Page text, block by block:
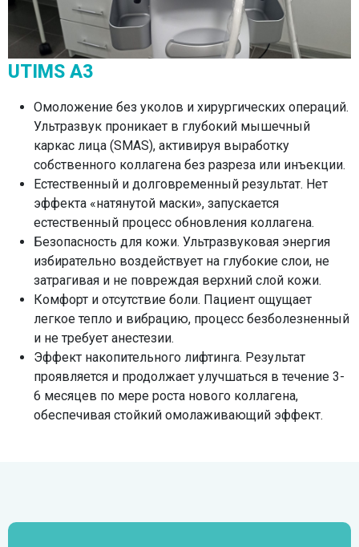
UTIMS A3
Омоложение без уколов и хирургических операций.
Ультразвук проникает в глубокий мышечный
каркас лица (SMAS), активируя выработку
собственного коллагена без разреза или инъекции.
Естественный и долговременный результат. Нет
эффекта «натянутой маски», запускается
естественный процесс обновления коллагена.
Безопасность для кожи. Ультразвуковая энергия
избирательно воздействует на глубокие слои, не
затрагивая и не повреждая верхний слой кожи.
Комфорт и отсутствие боли. Пациент ощущает
легкое тепло и вибрацию, процесс безболезненный
и не требует анестезии.
Эффект накопительного лифтинга. Результат
проявляется и продолжает улучшаться в течение 3-
6 месяцев по мере роста нового коллагена,
обеспечивая стойкий омолаживающий эффект.